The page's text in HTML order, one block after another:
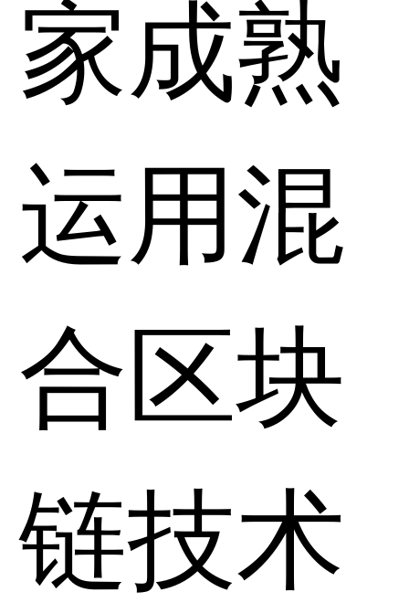
家成熟
运用混
合区块
链技术